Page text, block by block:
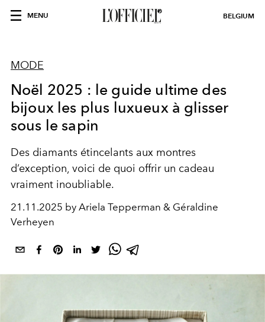
MENU BELGIUM
MODE
Noël 2025 : le guide ultime des
bijoux les plus luxueux à glisser
sous le sapin
Des diamants étincelants aux montres
d’exception, voici de quoi offrir un cadeau
vraiment inoubliable.
21.11.2025 by Ariela Tepperman & Géraldine
Verheyen